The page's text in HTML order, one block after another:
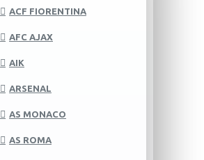
ACF FIORENTINA
AFC AJAX
AIK
ARSENAL
AS MONACO
AS ROMA